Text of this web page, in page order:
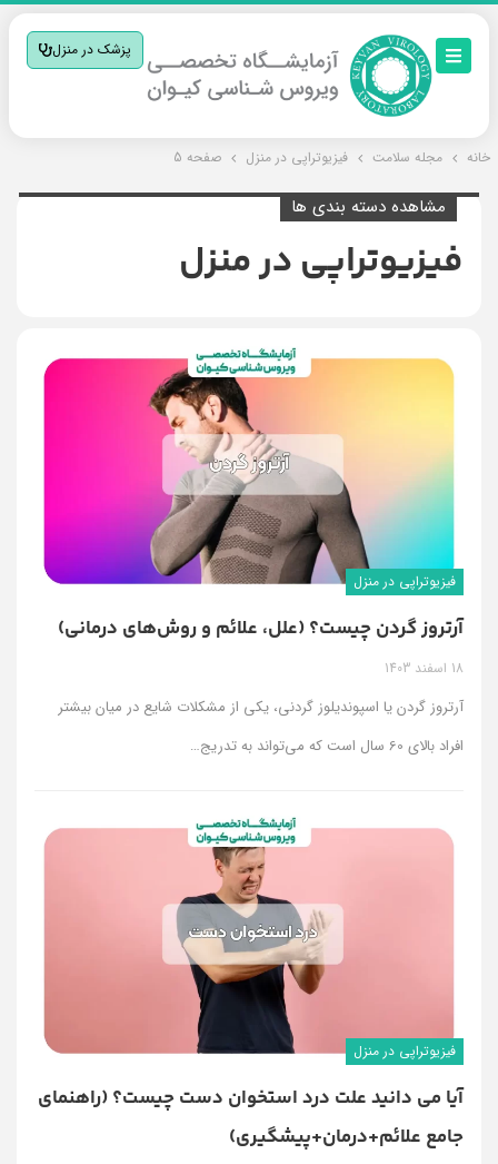
پزشک در منزل
خانه مجله سلامت فیزیوتراپی در منزل صفحه 5
مشاهده دسته بندی ها
فیزیوتراپی در منزل
فیزیوتراپی در منزل
آرتروز گردن چیست؟ (علل، علائم و روش‌های درمانی)
18 اسفند 1403
آرتروز گردن یا اسپوندیلوز گردنی، یکی از مشکلات شایع در میان بیشتر
افراد بالای 60 سال است که می‌تواند به تدریج
…
فیزیوتراپی در منزل
آیا می دانید علت درد استخوان دست چیست؟ (راهنمای
جامع علائم+درمان+پیشگیری)